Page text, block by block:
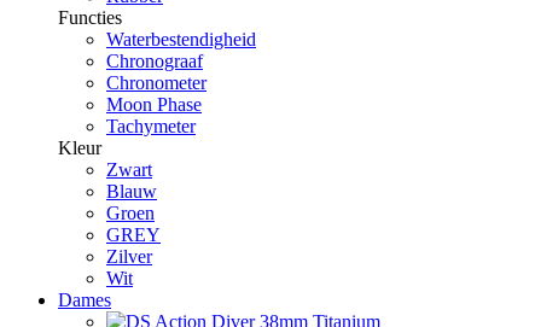
Functies
Waterbestendigheid
Chronograaf
Chronometer
Moon Phase
Tachymeter
Kleur
Zwart
Blauw
Groen
GREY
Zilver
Wit
Dames